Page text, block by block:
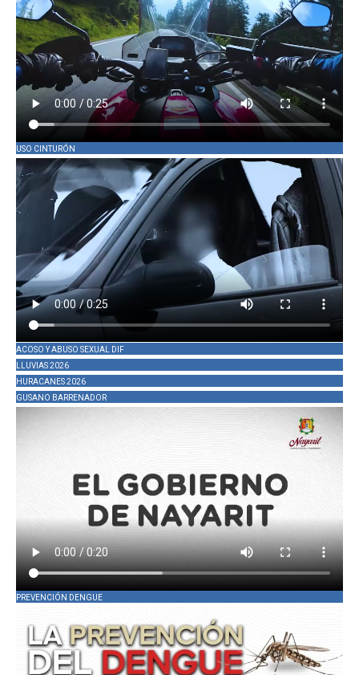
USO CINTURÓN
ACOSO Y ABUSO SEXUAL DIF
LLUVIAS 2026
HURACANES 2026
GUSANO BARRENADOR
PREVENCIÓN DENGUE